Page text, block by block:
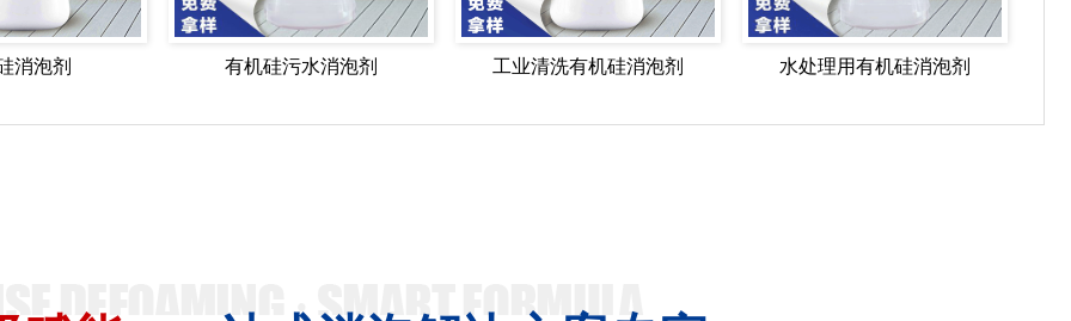
消泡剂 有机硅污水消泡剂 工业清洗有机硅消泡剂 水处理用有机硅消泡剂